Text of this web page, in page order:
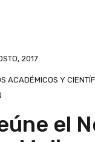
2017
ACADÉMICOS Y
el